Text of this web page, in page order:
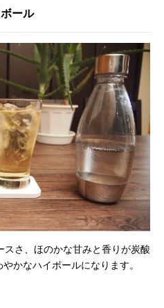
ール
さ、ほのかな甘みと香りが炭酸
かなハイボールになります。